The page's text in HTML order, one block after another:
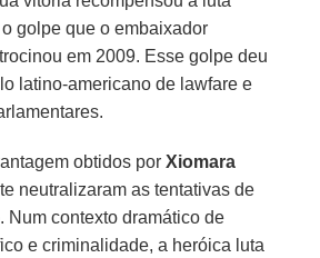
golpe que o embaixador
em 2009. Esse golpe deu
latino-americano de lawfare e
obtidos porXiomara
neutralizaram as tentativas de
Num contexto dramático de
e criminalidade, a heróica luta